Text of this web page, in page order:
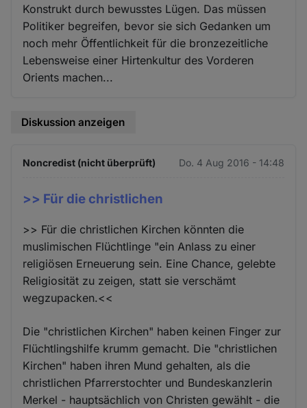
Konstrukt durch bewusstes Lügen. Das müssen
Politiker begreifen, bevor sie sich Gedanken um
noch mehr Öffentlichkeit für die bronzezeitliche
Lebensweise einer Hirtenkultur des Vorderen
Orients machen...
Diskussion anzeigen
Noncredist (nicht überprüft) Do. 4 Aug 2016 - 14:48
>> Für die christlichen
>> Für die christlichen Kirchen könnten die
muslimischen Flüchtlinge "ein Anlass zu einer
religiösen Erneuerung sein. Eine Chance, gelebte
Religiosität zu zeigen, statt sie verschämt
wegzupacken.<<
Die "christlichen Kirchen" haben keinen Finger zur
Flüchtlingshilfe krumm gemacht. Die "christlichen
Kirchen" haben ihren Mund gehalten, als die
christlichen Pfarrerstochter und Bundeskanzlerin
Merkel - hauptsächlich von Christen gewählt - die